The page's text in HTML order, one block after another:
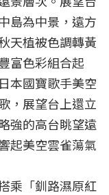
島為中景，遠方
天植被色調轉黃
富色彩組合起
本國寶歌手美空
，展望台上還立
強的高台眺望遠
起美空雲雀蕩氣
乘「釧路濕原紅